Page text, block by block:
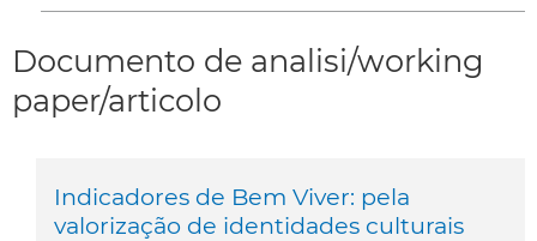
Documento de analisi/working
paper/articolo
Indicadores de Bem Viver: pela
valorização de identidades culturais